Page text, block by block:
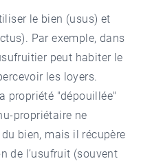
le bien (usus) et
Par exemple, dans
peut habiter le
les loyers.
propriété "dépouillée"
propriétaire ne
bien, mais il récupère
de l’usufruit (souvent